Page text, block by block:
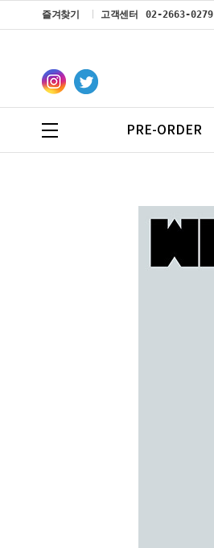
즐겨찾기 고객센터 02-2663-0279
PRE-ORDER